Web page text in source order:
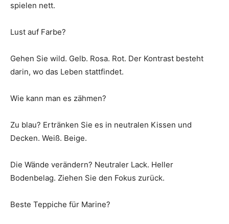
spielen nett.
Lust auf Farbe?
Gehen Sie wild. Gelb. Rosa. Rot. Der Kontrast besteht
darin, wo das Leben stattfindet.
Wie kann man es zähmen?
Zu blau? Ertränken Sie es in neutralen Kissen und
Decken. Weiß. Beige.
Die Wände verändern? Neutraler Lack. Heller
Bodenbelag. Ziehen Sie den Fokus zurück.
Beste Teppiche für Marine?